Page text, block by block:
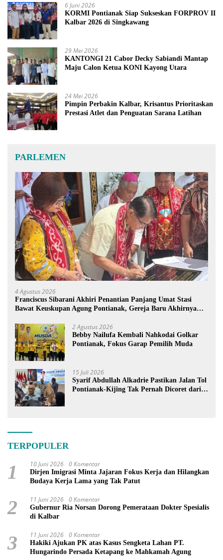
6 Juni 2026
KORMI Pontianak Siap Sukseskan FORPROV II
Kalbar 2026 di Singkawang
29 Mei 2026
KANTONGI 21 Cabor Decky Sabiandi Mantap
Maju Calon Ketua KONI Kayong Utara
24 Mei 2026
Pimpin Perbakin Kalbar, Krisantus Prioritaskan
Prestasi Atlet dan Penguatan Sarana Latihan
PARLEMEN
4 Agustus 2026
Franciscus Sibarani Akhiri Penantian Panjang Umat Stasi
Bawat Keuskupan Agung Pontianak, Gereja Baru Akhirnya
2 Agustus 2026
Bebby Nailufa Kembali Nahkodai Golkar
Pontianak, Fokus Garap Pemilih Muda
15 Juli 2026
Syarif Abdullah Alkadrie Pastikan Jalan Tol
Pontianak-Kijing Tak Pernah Dicoret dari
TERPOPULER
1 10 Juni 2026 0 Komentar
Dirjen Imigrasi Minta Jajaran Fokus Kerja dan Hilangkan
Budaya Kerja Lama yang Tak Patut
2 11 Juni 2026 0 Komentar
Gubernur Ria Norsan Dorong Pemerataan Dokter Spesialis
di Kalbar
3 11 Juni 2026 0 Komentar
Hakiki Ajukan PK atas Kasus Sengketa Lahan PT.
Hungarindo Persada Ketapang ke Mahkamah Agung